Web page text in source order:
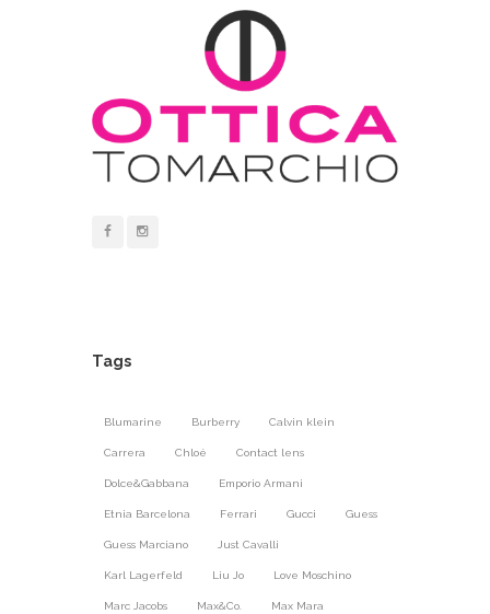
Tags
Blumarine Burberry Calvin klein
Carrera Chloé Contact lens
Dolce&Gabbana Emporio Armani
Etnia Barcelona Ferrari Gucci Guess
Guess Marciano Just Cavalli
Karl Lagerfeld Liu Jo Love Moschino
Marc Jacobs Max&Co. Max Mara